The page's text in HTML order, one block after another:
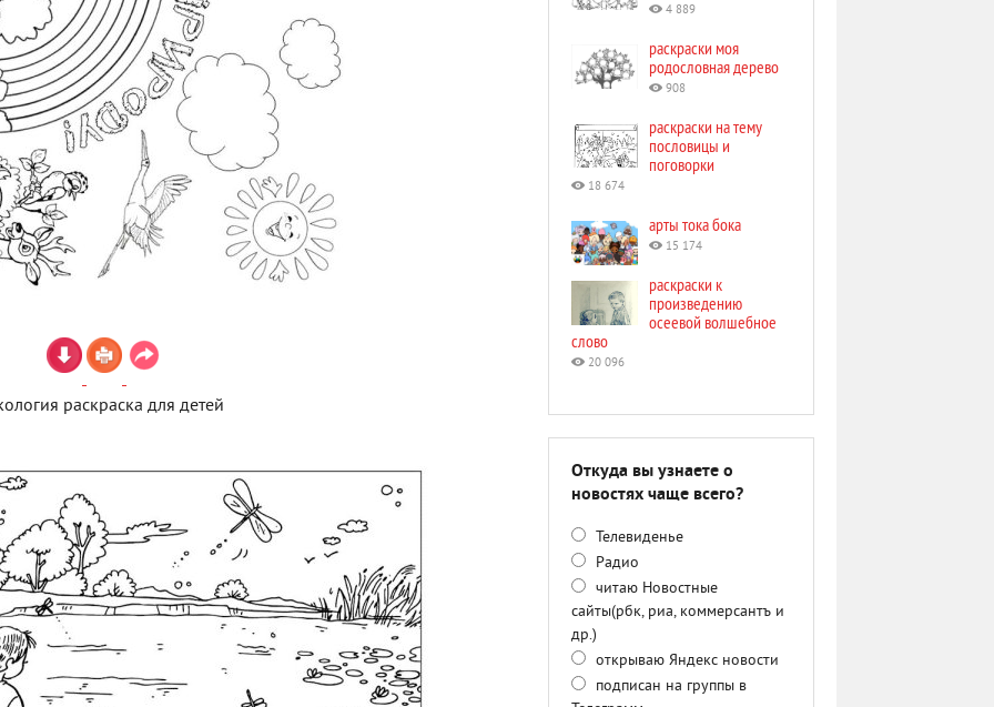
раскраска для детей
4 889
раскраски моя
родословная дерево
908
раскраски на тему
пословицы и
поговорки
18 674
арты тока бока
15 174
раскраски к
произведению
осеевой волшебное
слово
20 096
Откуда вы узнаете о
новостях чаще всего?
Телевиденье
Радио
читаю Новостные
сайты(рбк, риа, коммерсантъ и
др.)
открываю Яндекс новости
подписан на группы в